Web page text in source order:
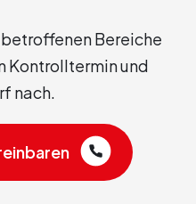
Bereiche
Kontrolltermin und
nach.